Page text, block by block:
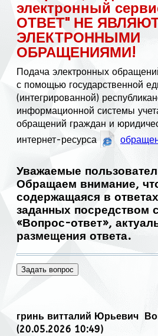
электронный
ОТВЕТ" НЕ
ЭЛЕКТРОННЫМИ
ОБРАЩЕНИЯМИ!
Подача электронных
с помощью государственной
(интегрированной)
информационной системы
обращений граждан и
интернет-ресурса
Уважаемые
Обращаем внимание,
содержащаяся в
заданных посредством
«Вопрос-ответ»,
размещения ответа.
Задать вопрос
гринь витталий Юрьевич
(20.05.2026 10:49)